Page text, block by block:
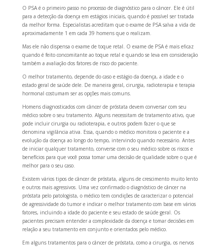
O PSA é o primeiro passo no processo de diagnóstico para o câncer. Ele é útil
para a detecção da doença em estágios iniciais, quando é possível ser tratada
da melhor forma. Especialistas acreditam que o exame de PSA salva a vida de
aproximadamente 1 em cada 39 homens que o realizam.
Mas ele não dispensa o exame de toque retal. O exame de PSA é mais eficaz
quando é feito concomitante ao toque retal e quando se leva em consideração
também a avaliação dos fatores de risco do paciente.
O melhor tratamento, depende do caso e estágio da doença, a idade e o
estado geral de saúde dele. De maneira geral, cirurgia, radioterapia e terapia
hormonal costumam ser as opções mais comuns.
Homens diagnosticados com câncer de próstata devem conversar com seu
médico sobre o seu tratamento. Alguns necessitam de tratamento ativo, que
pode incluir cirurgia ou radioterapia, e outros podem fazer o que se
denomina vigilância ativa. Essa, quando o médico monitora o paciente e a
evolução da doença ao longo do tempo, intervindo quando necessário. Antes
de iniciar qualquer tratamento, converse com o seu médico sobre os riscos e
benefícios para que você possa tomar uma decisão de qualidade sobre o que é
melhor para o seu caso.
Existem vários tipos de câncer de próstata, alguns de crescimento muito lento
e outros mais agressivos. Uma vez confirmado o diagnóstico de câncer na
próstata pelo patologista, o médico tem condições de caracterizar o potencial
de agressividade do tumor e indicar o melhor tratamento com base em vários
fatores, incluindo a idade do paciente e seu estado de saúde geral. Os
pacientes precisam entender a complexidade da doença e tomar decisões em
relação a seu tratamento em conjunto e orientados pelo médico.
Em alguns tratamentos para o câncer de próstata, como a cirurgia, os nervos